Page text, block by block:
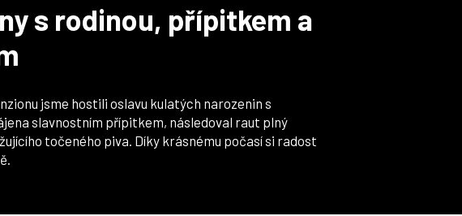
s rodinou, přípitkem a
jsme hostili oslavu kulatých narozenin s
slavnostním přípitkem, následoval raut plný
točeného piva. Díky krásnému počasí si radost